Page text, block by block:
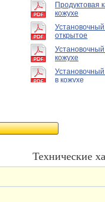
Продуктовая
кожухе
открытое
кожухе
в кожухе
Технические